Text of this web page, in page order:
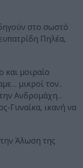
στο σωστό
Πηλέα,
και μοιραίο
μικροί τον..
Ανδρομάχη…
Γυναίκα, ικανή να
Άλωση της